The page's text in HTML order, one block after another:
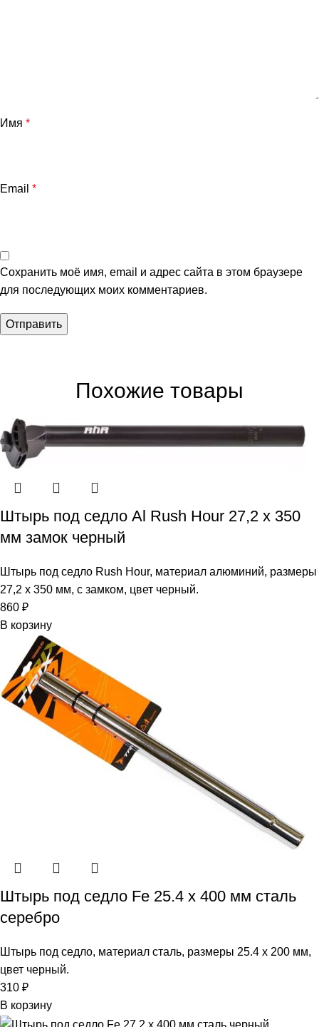
Имя *
Email *
Сохранить моё имя, email и адрес сайта в этом браузере
для последующих моих комментариев.
Похожие товары
Штырь под седло Al Rush Hour 27,2 x 350
мм замок черный
Штырь под седло Rush Hour, материал алюминий, размеры
27,2 x 350 мм, с замком, цвет черный.
860 ₽
В корзину
Штырь под седло Fe 25.4 х 400 мм сталь
серебро
Штырь под седло, материал сталь, размеры 25.4 х 200 мм,
цвет черный.
310 ₽
В корзину